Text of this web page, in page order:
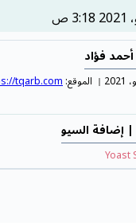
فؤاد
الموقع:tqarb.com/
إضافة السيو